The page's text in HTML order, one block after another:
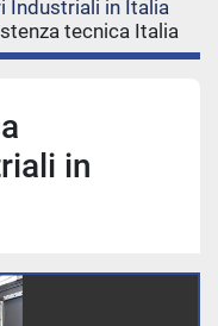
Industriali in Italia
tecnica Italia
in